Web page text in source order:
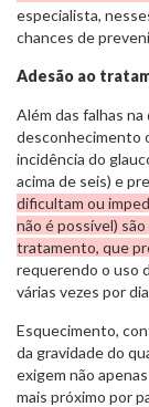
especialista,
chances de
Adesão ao
Além das falhas
desconhecimento
incidência do
acima de seis) e
dificultam ou
não é possível)
tratamento, que
requerendo o uso
várias vezes por
Esquecimento,
da gravidade do
exigem não
mais próximo por